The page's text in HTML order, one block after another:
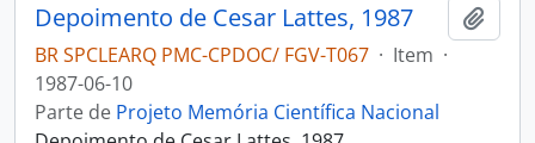
Depoimento de Cesar Lattes, 1987
BR SPCLEARQ PMC-CPDOC/ FGV-T067 · Item ·
1987-06-10
Parte de Projeto Memória Científica Nacional